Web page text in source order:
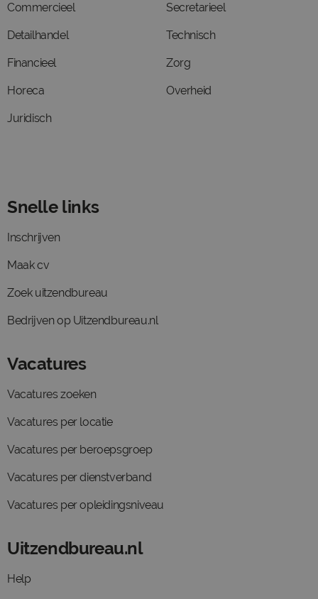
Commercieel
Detailhandel
Financieel
Horeca
Juridisch
Secretarieel
Technisch
Zorg
Overheid
Snelle links
Inschrijven
Maak cv
Zoek uitzendbureau
Bedrijven op Uitzendbureau.nl
Vacatures
Vacatures zoeken
Vacatures per locatie
Vacatures per beroepsgroep
Vacatures per dienstverband
Vacatures per opleidingsniveau
Uitzendbureau.nl
Help